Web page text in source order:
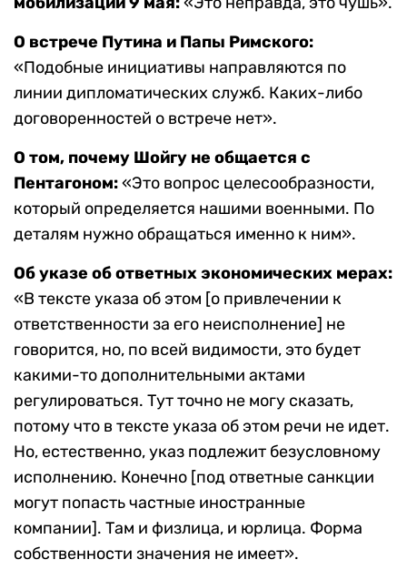
О встрече Путина и Папы Римского:
«Подобные инициативы направляются по
линии дипломатических служб. Каких-либо
договоренностей о встрече нет».
О том, почему Шойгу не общается с
Пентагоном:«Это вопрос целесообразности,
который определяется нашими военными. По
деталям нужно обращаться именно к ним».
Об указе об ответных экономических мерах:
«В тексте указа об этом [о привлечении к
ответственности за его неисполнение] не
говорится, но, по всей видимости, это будет
какими-то дополнительными актами
регулироваться. Тут точно не могу сказать,
потому что в тексте указа об этом речи не идет.
Но, естественно, указ подлежит безусловному
исполнению. Конечно [под ответные санкции
могут попасть частные иностранные
компании]. Там и физлица, и юрлица. Форма
собственности значения не имеет».